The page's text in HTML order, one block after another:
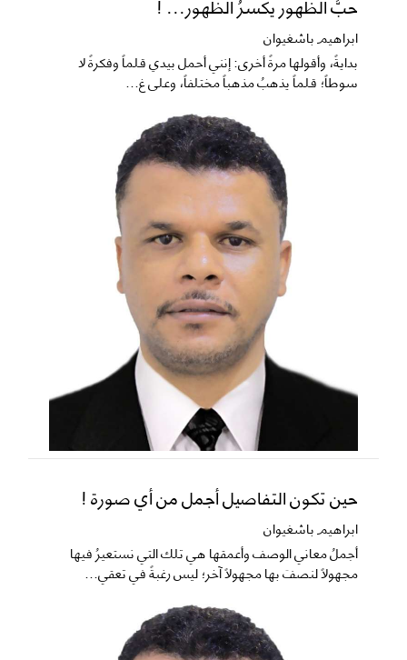
ابراهيم باشغيوان
​بدايةً، وأقولها مرةً أخرى: إنني أحمل بيدي قلماً وفكرةً لا
سوطاً؛ قلماً يذهبُ مذهباً مختلفاً، وعلى غ...
حين تكون التفاصيل أجمل من أي صورة !
ابراهيم باشغيوان
​أجملُ معاني الوصف وأعمقها هي تلك التي نستعيرُ فيها
مجهولاً لنصفَ بها مجهولاً آخر؛ ليس رغبةً في تعقي...